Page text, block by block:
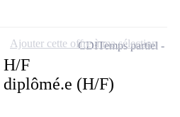
F
diplômé.e (H/F)
CDITemps partiel
Ajouter cette offre à ma sélection